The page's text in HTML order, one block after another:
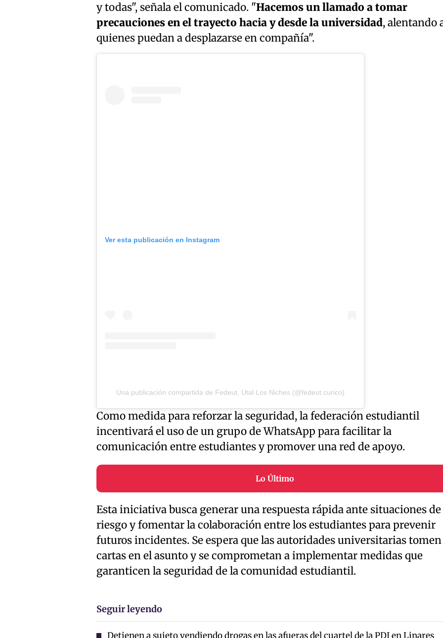
y todas", señala el comunicado. "Hacemos un llamado a tomar
precauciones en el trayecto hacia y desde la universidad, alentando
quienes puedan a desplazarse en compañía".
Ver esta publicación en Instagram
Una publicación compartida de Fedeut, Utal Los Niches (@fedeut.curico)
Como medida para reforzar la seguridad, la federación estudiantil
incentivará el uso de un grupo de WhatsApp para facilitar la
comunicación entre estudiantes y promover una red de apoyo.
Lo Último
Esta iniciativa busca generar una respuesta rápida ante situaciones de
riesgo y fomentar la colaboración entre los estudiantes para prevenir
futuros incidentes. Se espera que las autoridades universitarias tomen
cartas en el asunto y se comprometan a implementar medidas que
garanticen la seguridad de la comunidad estudiantil.
Seguir leyendo
Detienen a sujeto vendiendo drogas en las afueras del cuartel de la PDI en Linares